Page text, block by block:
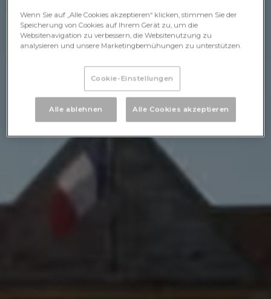
Wenn Sie auf „Alle Cookies akzeptieren“ klicken, stimmen Sie der
Speicherung von Cookies auf Ihrem Gerät zu, um die
Websitenavigation zu verbessern, die Websitenutzung zu
analysieren und unsere Marketingbemühungen zu unterstützen.
Cookie-Einstellungen
Alle ablehnen Alle Cookies akzeptieren